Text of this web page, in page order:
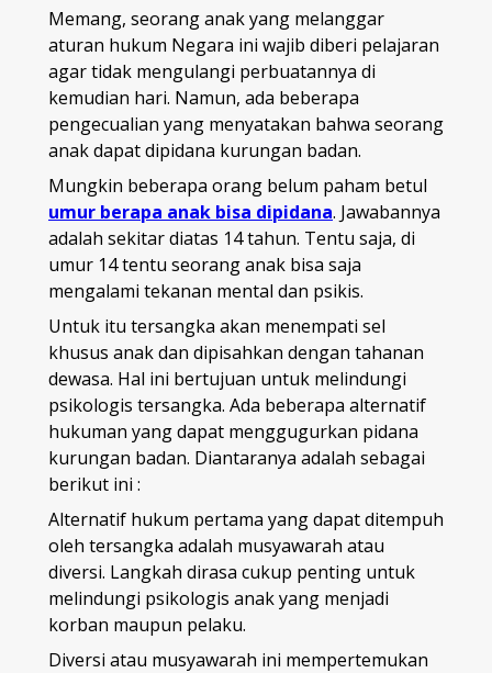
Memang, seorang anak yang melanggar
aturan hukum Negara ini wajib diberi pelajaran
agar tidak mengulangi perbuatannya di
kemudian hari. Namun, ada beberapa
pengecualian yang menyatakan bahwa seorang
anak dapat dipidana kurungan badan.
Mungkin beberapa orang belum paham betul
umur berapa anak bisa dipidana. Jawabannya
adalah sekitar diatas 14 tahun. Tentu saja, di
umur 14 tentu seorang anak bisa saja
mengalami tekanan mental dan psikis.
Untuk itu tersangka akan menempati sel
khusus anak dan dipisahkan dengan tahanan
dewasa. Hal ini bertujuan untuk melindungi
psikologis tersangka. Ada beberapa alternatif
hukuman yang dapat menggugurkan pidana
kurungan badan. Diantaranya adalah sebagai
berikut ini :
Alternatif hukum pertama yang dapat ditempuh
oleh tersangka adalah musyawarah atau
diversi. Langkah dirasa cukup penting untuk
melindungi psikologis anak yang menjadi
korban maupun pelaku.
Diversi atau musyawarah ini mempertemukan